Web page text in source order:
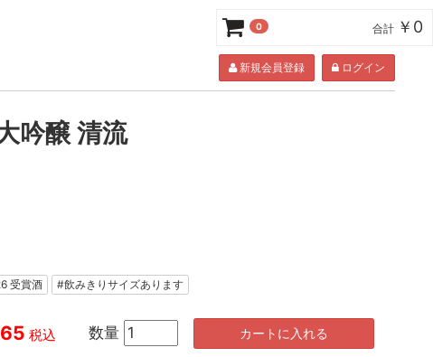
新規会員登録 ログイン
吟醸 清流
受賞酒 #飲みきりサイズあります
税込 数量 カートに入れる
0 合計 ￥0